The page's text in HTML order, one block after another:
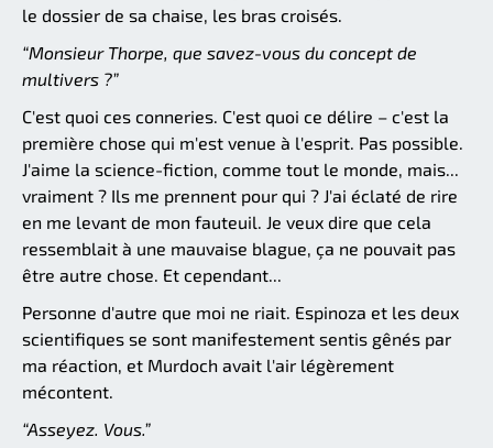
le dossier de sa chaise, les bras croisés.
“Monsieur Thorpe, que savez-vous du concept de
multivers ?”
C'est quoi ces conneries. C'est quoi ce délire – c'est la
première chose qui m'est venue à l'esprit. Pas possible.
J'aime la science-fiction, comme tout le monde, mais...
vraiment ? Ils me prennent pour qui ? J'ai éclaté de rire
en me levant de mon fauteuil. Je veux dire que cela
ressemblait à une mauvaise blague, ça ne pouvait pas
être autre chose. Et cependant...
Personne d'autre que moi ne riait. Espinoza et les deux
scientifiques se sont manifestement sentis gênés par
ma réaction, et Murdoch avait l'air légèrement
mécontent.
“Asseyez. Vous.”